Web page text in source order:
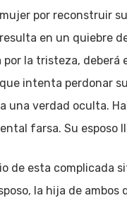
por reconstruir
en un quiebre
por la tristeza, deberá
intenta perdonar
una verdad oculta.
farsa. Su esposo
de esta complicada
la hija de ambos